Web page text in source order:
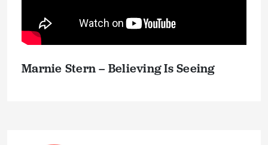
Marnie Stern – Believing Is Seeing